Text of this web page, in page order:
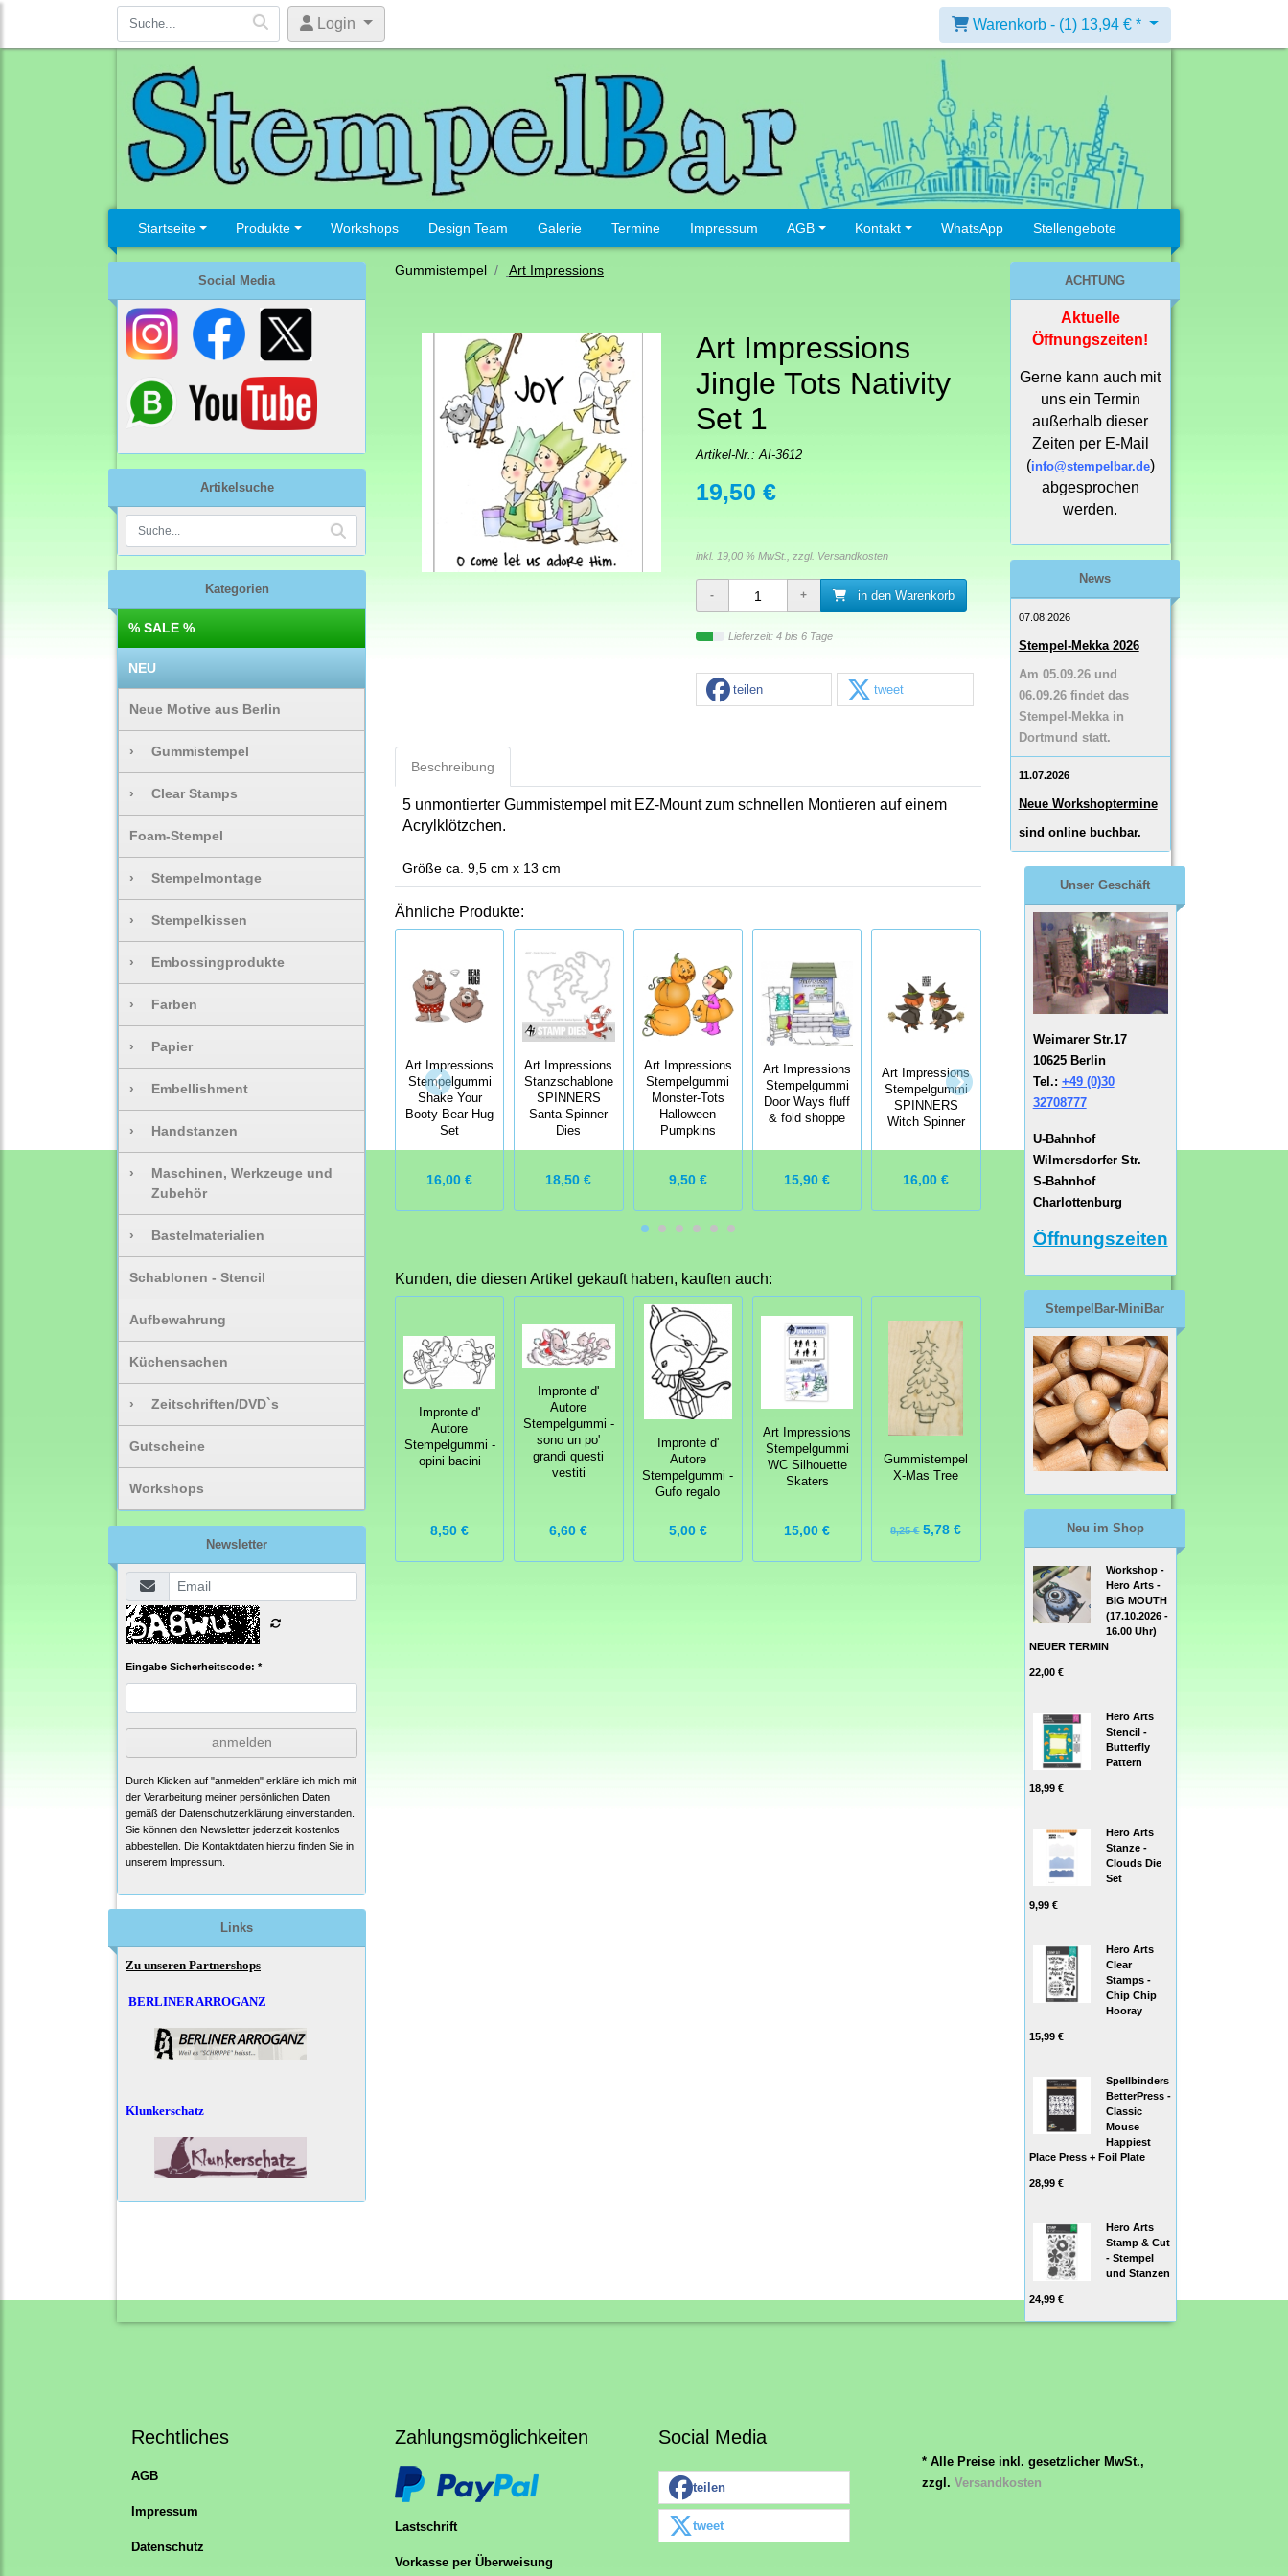
Login Warenkorb - (1) 13,94 € *
Startseite Produkte Workshops Design Team Galerie Termine Impressum AGB Kontakt WhatsApp Stellengebote
Social Media
Artikelsuche
Kategorien
% SALE %
NEU
Neue Motive aus Berlin
› Gummistempel
› Clear Stamps
Foam-Stempel
› Stempelmontage
› Stempelkissen
› Embossingprodukte
› Farben
› Papier
› Embellishment
› Handstanzen
›
Maschinen, Werkzeuge und
Zubehör
› Bastelmaterialien
Schablonen - Stencil
Aufbewahrung
Küchensachen
› Zeitschriften/DVD`s
Gutscheine
Workshops
Newsletter
Eingabe Sicherheitscode: *
anmelden
Durch Klicken auf "anmelden" erkläre ich mich mit
der Verarbeitung meiner persönlichen Daten
gemäß der Datenschutzerklärung einverstanden.
Sie können den Newsletter jederzeit kostenlos
abbestellen. Die Kontaktdaten hierzu finden Sie in
unserem Impressum.
Links
Zu unseren Partnershops
BERLINER ARROGANZ
Klunkerschatz
Gummistempel Art Impressions
Art Impressions
Jingle Tots Nativity
Set 1
Artikel-Nr.:AI-3612
19,50 €
inkl. 19,00 % MwSt., zzgl. Versandkosten
in den Warenkorb
Lieferzeit: 4 bis 6 Tage
teilen tweet
Beschreibung
5 unmontierter Gummistempel mit EZ-Mount zum schnellen Montieren auf einem
Acrylklötzchen.
Größe ca. 9,5 cm x 13 cm
Ähnliche Produkte:
Art Impressions
Stempelgummi
Shake Your
Booty Bear Hug
Set
16,00 €
Art Impressions
Stanzschablone
SPINNERS
Santa Spinner
Dies
18,50 €
Art Impressions
Stempelgummi
Monster-Tots
Halloween
Pumpkins
9,50 €
Art Impressions
Stempelgummi
Door Ways fluff
& fold shoppe
15,90 €
Art Impressions
Stempelgummi
SPINNERS
Witch Spinner
16,00 €
Art Impressions
Stempelgummi
Window
9,95 €
Art Impressions
Kunden, die diesen Artikel gekauft haben, kauften auch:
Impronte d'
Autore
Stempelgummi -
opini bacini
8,50 €
Impronte d'
Autore
Stempelgummi -
sono un po'
grandi questi
vestiti
6,60 €
Impronte d'
Autore
Stempelgummi -
Gufo regalo
5,00 €
Art Impressions
Stempelgummi
WC Silhouette
Skaters
15,00 €
Gummistempel
X-Mas Tree
8,25 €5,78 €
ACHTUNG
Aktuelle
Öffnungszeiten!
Gerne kann auch mit
uns ein Termin
außerhalb dieser
Zeiten per E-Mail
(info@stempelbar.de)
abgesprochen
werden.
News
07.08.2026
Stempel-Mekka 2026
Am 05.09.26 und
06.09.26 findet das
Stempel-Mekka in
Dortmund statt.
11.07.2026
Neue Workshoptermine
sind online buchbar.
Unser Geschäft
Weimarer Str.17
10625 Berlin
Tel.: +49 (0)30
32708777
U-Bahnhof
Wilmersdorfer Str.
S-Bahnhof
Charlottenburg
Öffnungszeiten
StempelBar-MiniBar
Neu im Shop
Workshop -
Hero Arts -
BIG MOUTH
(17.10.2026 -
16.00 Uhr)
NEUER TERMIN
22,00 €
Hero Arts
Stencil -
Butterfly
Pattern
18,99 €
Hero Arts
Stanze -
Clouds Die
Set
9,99 €
Hero Arts
Clear
Stamps -
Chip Chip
Hooray
15,99 €
Spellbinders
BetterPress -
Classic
Mouse
Happiest
Place Press + Foil Plate
28,99 €
Hero Arts
Stamp & Cut
- Stempel
und Stanzen
24,99 €
Rechtliches
AGB
Impressum
Datenschutz
Zahlungsmöglichkeiten
Lastschrift
Vorkasse per Überweisung
Social Media
teilen
tweet
* Alle Preise inkl. gesetzlicher MwSt.,
zzgl. Versandkosten